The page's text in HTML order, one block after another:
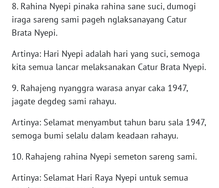
8. Rahina Nyepi pinaka rahina sane suci, dumogi
iraga sareng sami pageh nglaksanayang Catur
Brata Nyepi.
Artinya: Hari Nyepi adalah hari yang suci, semoga
kita semua lancar melaksanakan Catur Brata Nyepi.
9. Rahajeng nyanggra warasa anyar caka 1947,
jagate degdeg sami rahayu.
Artinya: Selamat menyambut tahun baru sala 1947,
semoga bumi selalu dalam keadaan rahayu.
10. Rahajeng rahina Nyepi semeton sareng sami.
Artinya: Selamat Hari Raya Nyepi untuk semua
WN
CIANJUR
WN
KEPULAUAN
SERIBU
WN
TANGERANG
WN
CIREBON